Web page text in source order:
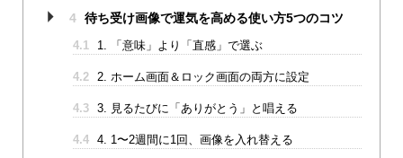
4 待ち受け画像で運気を高める使い方5つのコツ
4.1 1. 「意味」より「直感」で選ぶ
4.2 2. ホーム画面＆ロック画面の両方に設定
4.3 3. 見るたびに「ありがとう」と唱える
4.4 4. 1〜2週間に1回、画像を入れ替える